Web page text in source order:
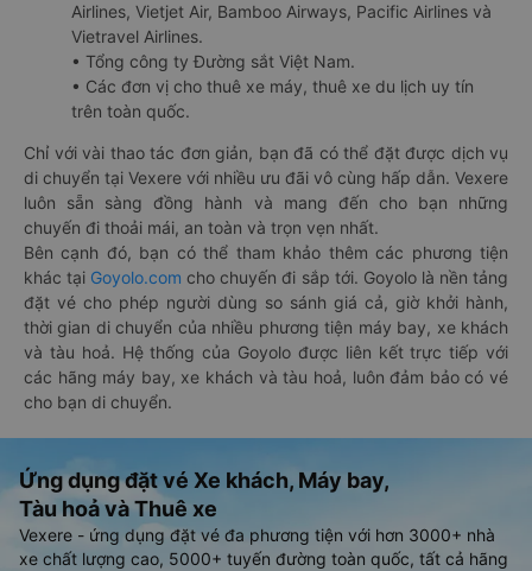
Airlines, Vietjet Air, Bamboo Airways, Pacific Airlines và
Vietravel Airlines.
• Tổng công ty Đường sắt Việt Nam.
• Các đơn vị cho thuê xe máy, thuê xe du lịch uy tín
trên toàn quốc.
Chỉ với vài thao tác đơn giản, bạn đã có thể đặt được dịch vụ
di chuyển tại Vexere với nhiều ưu đãi vô cùng hấp dẫn. Vexere
luôn sẵn sàng đồng hành và mang đến cho bạn những
chuyến đi thoải mái, an toàn và trọn vẹn nhất.
Bên cạnh đó, bạn có thể tham khảo thêm các phương tiện
khác tại Goyolo.com cho chuyến đi sắp tới. Goyolo là nền tảng
đặt vé cho phép người dùng so sánh giá cả, giờ khởi hành,
thời gian di chuyển của nhiều phương tiện máy bay, xe khách
và tàu hoả. Hệ thống của Goyolo được liên kết trực tiếp với
các hãng máy bay, xe khách và tàu hoả, luôn đảm bảo có vé
cho bạn di chuyển.
Ứng dụng đặt vé Xe khách, Máy bay,
Tàu hoả và Thuê xe
Vexere - ứng dụng đặt vé đa phương tiện với hơn 3000+ nhà
xe chất lượng cao, 5000+ tuyến đường toàn quốc, tất cả hãng